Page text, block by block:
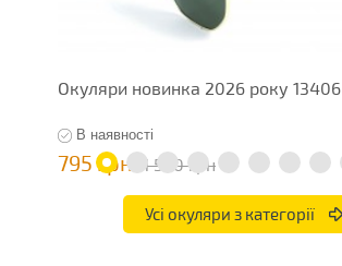
Окуляри новинка 2026 року 13406
В наявності
795 грн 1 590 грн
Усі окуляри з категорії